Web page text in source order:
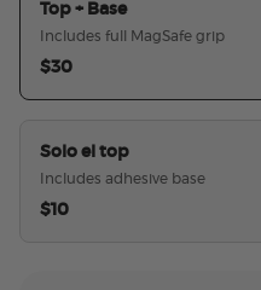
Top + Base
Includes full MagSafe grip
$30
Solo el top
Includes adhesive base
$10